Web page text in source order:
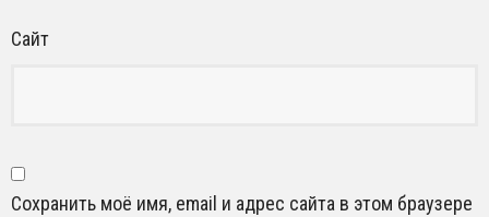
Сайт
Сохранить моё имя, email и адрес сайта в этом браузере